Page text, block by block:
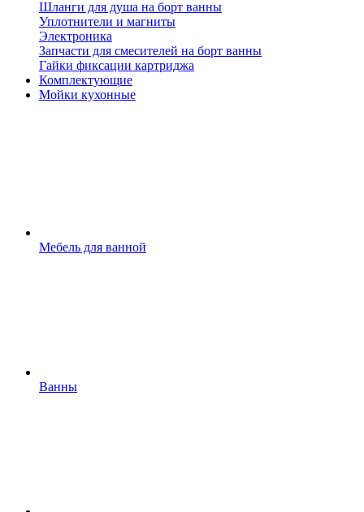
Шланги для душа на борт ванны
Уплотнители и магниты
Электроника
Запчасти для смесителей на борт ванны
Гайки фиксации картриджа
Комплектующие
Мойки кухонные
Мебель для ванной
Ванны